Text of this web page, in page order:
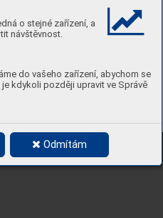
o stejné zařízení, a
návštěvnost.
do vašeho zařízení, abychom se
kdykoli později upravit ve Správě
Odmítám